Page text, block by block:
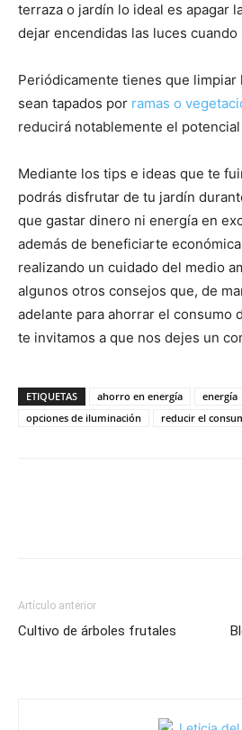
terraza o jardín lo ideal es apagar
dejar encendidas las luces cuando
Periódicamente tienes que limpiar
sean tapados por ramas o
reducirá notablemente el
Mediante los tips e ideas que te
podrás disfrutar de tu jardín
que gastar dinero ni energía en
además de beneficiarte
realizando un cuidado del medio
algunos otros consejos que, de
adelante para ahorrar el consumo
te invitamos a que nos dejes un
ETIQUETAS ahorro en energía energía
opciones de iluminación
reducir el
Artículo anterior
Cultivo de árboles frutales